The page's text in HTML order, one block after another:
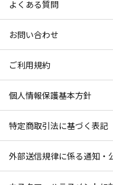
よくある質問
お問い合わせ
ご利用規約
個人情報保護基本方針
特定商取引法に基づく表記
外部送信規律に係る通知・